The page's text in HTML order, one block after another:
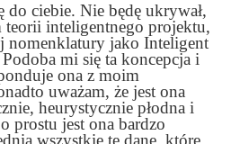
do ciebie. Nie będę ukrywał,
teorii inteligentnego projektu,
nomenklatury jako Inteligent
mi się ta koncepcja i
ona z moim
uważam, że jest ona
heurystycznie płodna i
prostu jest ona bardzo
wszystkie te dane, które